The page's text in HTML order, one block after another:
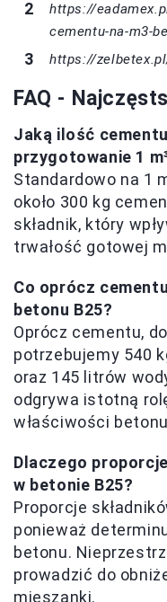
https://
cementu-na-m3-
https://
FAQ -
Jaką ilość
przygotowanie 1
Standardowo na 1
około 300 kg
składnik, który
trwałość gotowej
Co oprócz
betonu B25?
Oprócz cementu,
potrzebujemy 540
oraz 145 litrów
odgrywa istotną
właściwości
Dlaczego
w betonie B25?
Proporcje
ponieważ
betonu.
prowadzić do
mieszanki.